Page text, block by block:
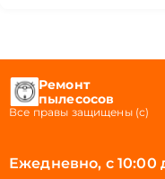
Ремонт
пылесосов
Все правы защищены (с)
Ежедневно, с 10:00